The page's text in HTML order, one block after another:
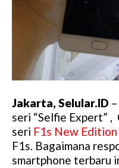
Jakarta, Selular.ID
seri “Selfie Expert” ,
seri F1s New Edition
F1s. Bagaimana
smartphone terbaru